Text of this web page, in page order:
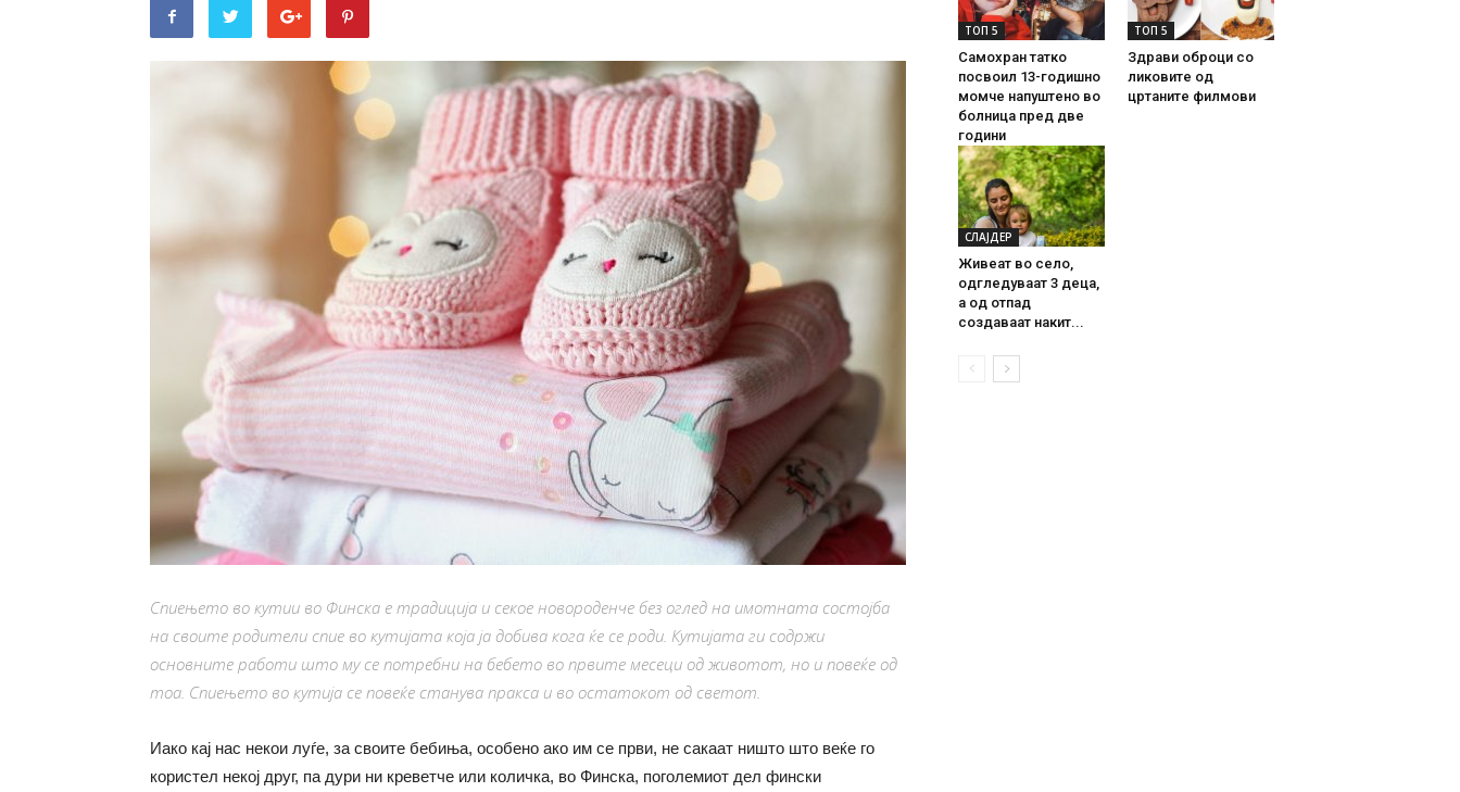
Спиењето во кутии во Финска е традиција и секое новороденче без оглед на имотната состојба
на своите родители спие во кутијата која ја добива кога ќе се роди. Кутијата ги содржи
основните работи што му се потребни на бебето во првите месеци од животот, но и повеќе од
тоа. Спиењето во кутија се повеќе станува пракса и во остатокот од светот.
Иако кај нас некои луѓе, за своите бебиња, особено ако им се први, не сакаат ништо што веќе го
користел некој друг, па дури ни креветче или количка, во Финска, поголемиот дел фински
ТОП 5
Самохран татко
посвоил 13-годишно
момче напуштено во
болница пред две
години
ТОП 5
Здрави оброци со
ликовите од
цртаните филмови
СЛАЈДЕР
Живеат во село,
одгледуваат 3 деца,
а од отпад
создаваат накит...